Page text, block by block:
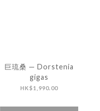
巨琉桑 — Dorstenia
gigas
HK$1,990.00